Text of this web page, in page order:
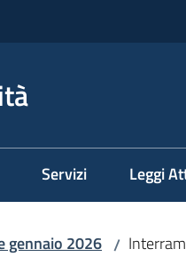
Servizi Leggi
gennaio 2026 /